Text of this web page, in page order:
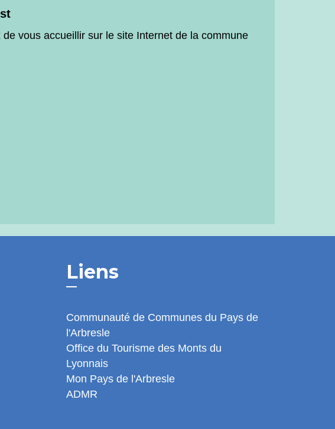
vous accueillir sur le site Internet de la commune
Liens
Communauté de Communes du Pays de
l'Arbresle
Office du Tourisme des Monts du
Lyonnais
Mon Pays de l'Arbresle
ADMR